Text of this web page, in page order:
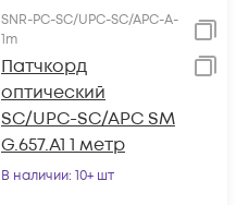
SNR-PC-SC/UPC-SC/APC-A-
1m
Патчкорд
оптический
SC/UPC-SC/APC SM
G.657.A1 1 метр
В наличии: 10+ шт